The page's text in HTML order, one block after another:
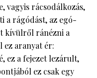
vagyis rácsodálkozás,
a rágódást, az egó-
kívülről ránézni a
ez aranyat ér:
ez a fejezet lezárult,
ez csak egy